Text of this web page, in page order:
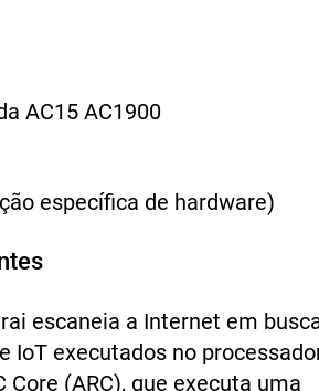
AC15 AC1900
específica de hardware)
escaneia a Internet em
IoT executados no
Core (ARC), que executa uma